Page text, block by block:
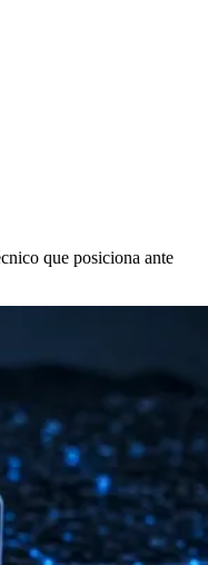
que posiciona ante